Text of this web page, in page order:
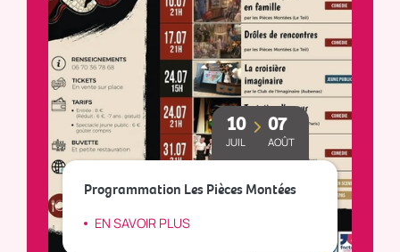
10
JUIL
07
AOÛT
Programmation Les Pièces Montées
EN SAVOIR PLUS